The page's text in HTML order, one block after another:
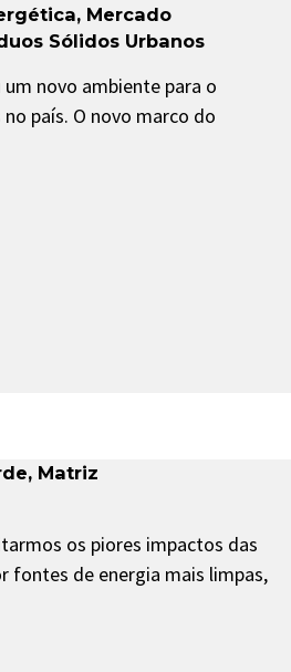
, Mercado
Sólidos Urbanos
novo ambiente para o
país. O novo marco do
, Matriz
os piores impactos das
fontes de energia mais limpas,